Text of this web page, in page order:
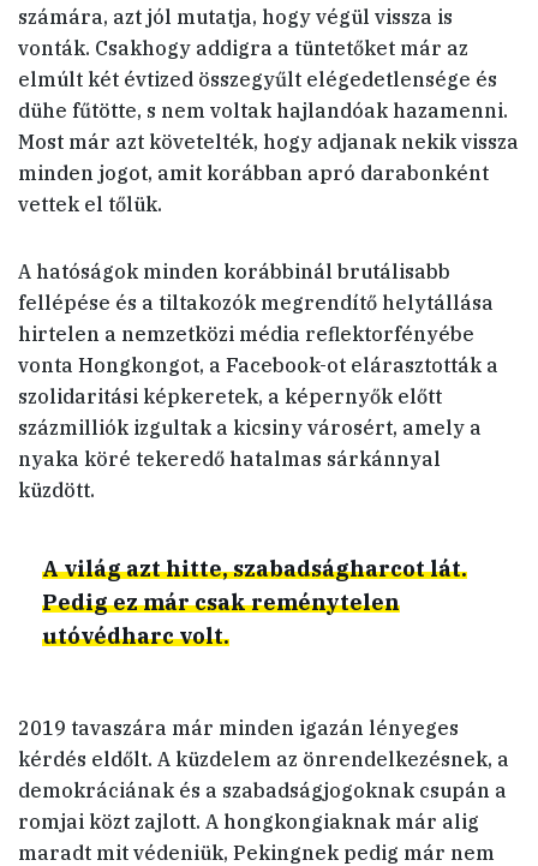
számára, azt jól mutatja, hogy végül vissza is
vonták. Csakhogy addigra a tüntetőket már az
elmúlt két évtized összegyűlt elégedetlensége és
dühe fűtötte, s nem voltak hajlandóak hazamenni.
Most már azt követelték, hogy adjanak nekik vissza
minden jogot, amit korábban apró darabonként
vettek el tőlük.
A hatóságok minden korábbinál brutálisabb
fellépése és a tiltakozók megrendítő helytállása
hirtelen a nemzetközi média reflektorfényébe
vonta Hongkongot, a Facebook-ot elárasztották a
szolidaritási képkeretek, a képernyők előtt
százmilliók izgultak a kicsiny városért, amely a
nyaka köré tekeredő hatalmas sárkánnyal
küzdött.
A világ azt hitte, szabadságharcot lát.
Pedig ez már csak reménytelen
utóvédharc volt.
2019 tavaszára már minden igazán lényeges
kérdés eldőlt. A küzdelem az önrendelkezésnek, a
demokráciának és a szabadságjogoknak csupán a
romjai közt zajlott. A hongkongiaknak már alig
maradt mit védeniük, Pekingnek pedig már nem